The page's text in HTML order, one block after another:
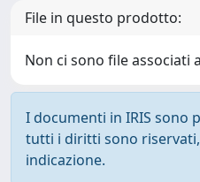
File in questo prodotto:
Non ci sono file associati
I documenti in IRIS sono
tutti i diritti sono
indicazione.